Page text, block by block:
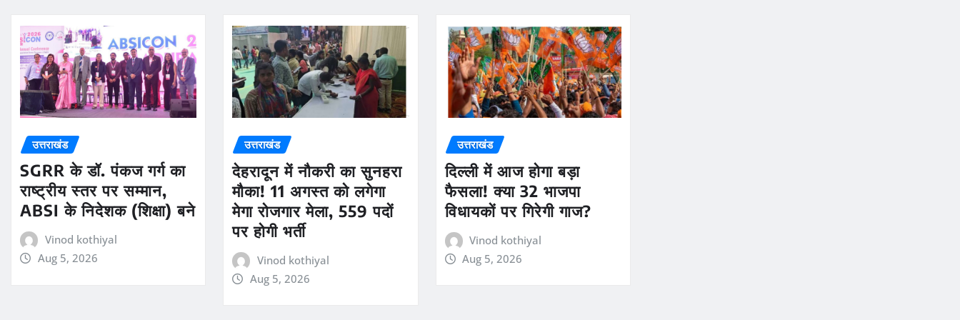
उत्तराखंड
SGRR के डॉ. पंकज गर्ग का
राष्ट्रीय स्तर पर सम्मान,
ABSI के निदेशक (शिक्षा) बने
Vinod kothiyal
Aug 5, 2026
उत्तराखंड
देहरादून में नौकरी का सुनहरा
मौका! 11 अगस्त को लगेगा
मेगा रोजगार मेला, 559 पदों
पर होगी भर्ती
Vinod kothiyal
Aug 5, 2026
उत्तराखंड
दिल्ली में आज होगा बड़ा
फैसला! क्या 32 भाजपा
विधायकों पर गिरेगी गाज?
Vinod kothiyal
Aug 5, 2026